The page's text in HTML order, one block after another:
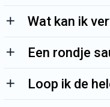
Wat kan ik
Een rondje
Loop ik de